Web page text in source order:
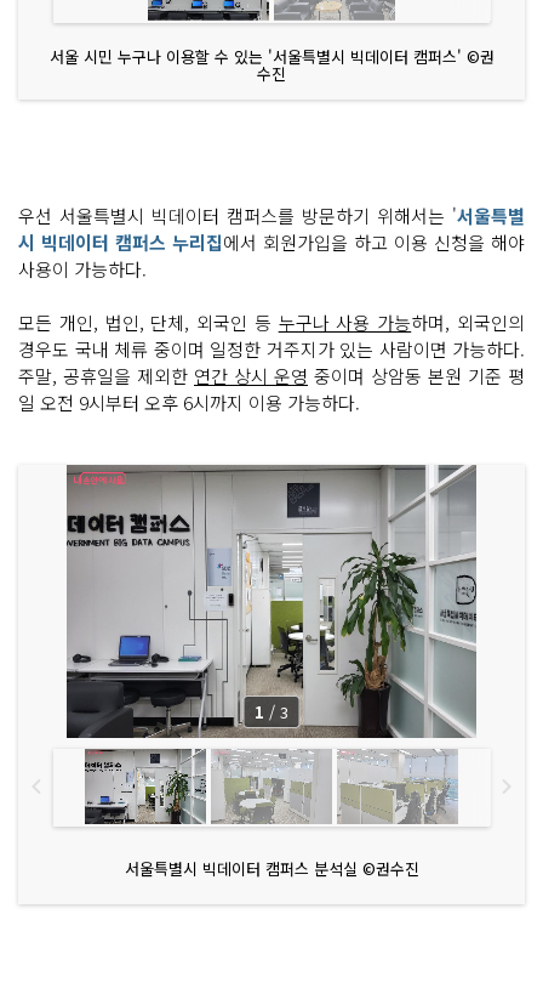
서울 시민 누구나 이용할 수 있는 '서울특별시 빅데이터 캠퍼스' ©권
수진
우선 서울특별시 빅데이터 캠퍼스를 방문하기 위해서는 '서울특별
시 빅데이터 캠퍼스 누리집에서 회원가입을 하고 이용 신청을 해야
사용이 가능하다.
모든 개인, 법인, 단체, 외국인 등 누구나 사용 가능하며, 외국인의
경우도 국내 체류 중이며 일정한 거주지가 있는 사람이면 가능하다.
주말, 공휴일을 제외한 연간 상시 운영 중이며 상암동 본원 기준 평
일 오전 9시부터 오후 6시까지 이용 가능하다.
서울특별시 빅데이터 캠퍼스 분석실 ©권수진
1 / 3